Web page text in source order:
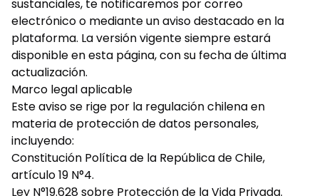
sustanciales, te notificaremos por correo
electrónico o mediante un aviso destacado en la
plataforma. La versión vigente siempre estará
disponible en esta página, con su fecha de última
actualización.
Marco legal aplicable
Este aviso se rige por la regulación chilena en
materia de protección de datos personales,
incluyendo:
Constitución Política de la República de Chile,
artículo 19 N°4.
Ley N°19.628 sobre Protección de la Vida Privada.